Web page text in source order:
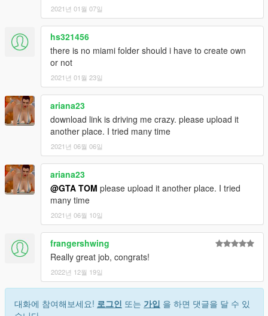
2021년 01월 07일
hs321456
there is no miami folder should i have to create own
or not
2021년 01월 23일
ariana23
download link is driving me crazy. please upload it
another place. I tried many time
2021년 06월 06일
ariana23
@GTA TOM please upload it another place. I tried
many time
2021년 06월 10일
frangershwing
Really great job, congrats!
2022년 12월 19일
대화에 참여해보세요! 로그인 또는 가입 을 하면 댓글을 달 수 있